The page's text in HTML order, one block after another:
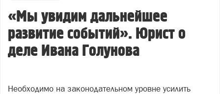
«Мы увидим дальнейшее
развитие событий». Юрист о
деле Ивана Голунова
Необходимо на законодательном уровне усилить